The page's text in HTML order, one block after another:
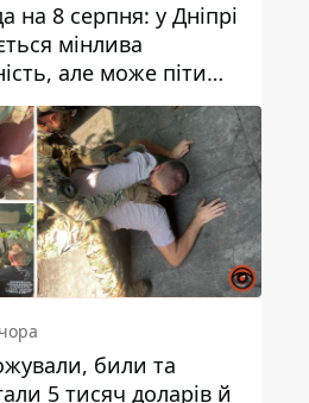
на 8 серпня: у Дніпрі
мінлива
але може піти
били та
5 тисяч доларів й